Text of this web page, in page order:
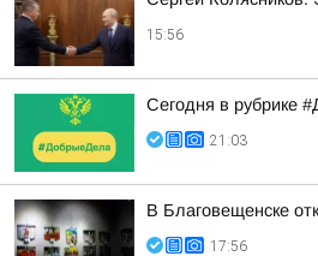
15:56
Сегодня в рубрике
21:03
В Благовещенске
17:56